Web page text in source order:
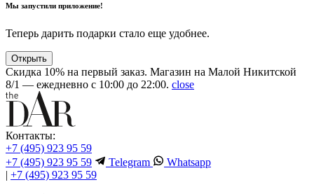
Мы запустили приложение!
Теперь дарить подарки стало еще удобнее.
Открыть
Скидка 10% на первый заказ. Магазин на Малой Никитской
8/1 — ежедневно с 10:00 до 22:00. close
Контакты:
+7 (495) 923 95 59
+7 (495) 923 95 59
Telegram
Whatsapp
| +7 (495) 923 95 59